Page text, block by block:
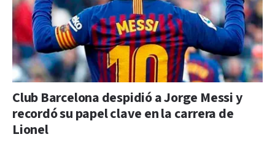
Club Barcelona despidió a Jorge Messi y
recordó su papel clave en la carrera de
Lionel